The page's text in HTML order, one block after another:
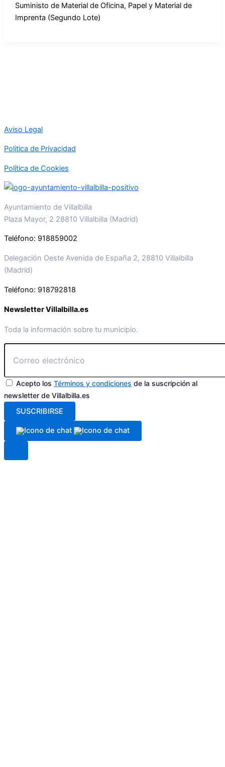
Suministo de Material de Oficina, Papel y Material de
Imprenta (Segundo Lote)
Aviso Legal
Politica de Privacidad
Política de Cookies
Ayuntamiento de Villalbilla
Plaza Mayor, 2 28810 Villalbilla (Madrid)
Teléfono: 918859002
Delegación Oeste Avenida de España 2, 28810 Villalbilla
(Madrid)
Teléfono: 918792818
Newsletter Villalbilla.es
Toda la información sobre tu municipio.
Acepto los Términos y condiciones de la suscripción al
newsletter de Villalbilla.es
SUSCRIBIRSE